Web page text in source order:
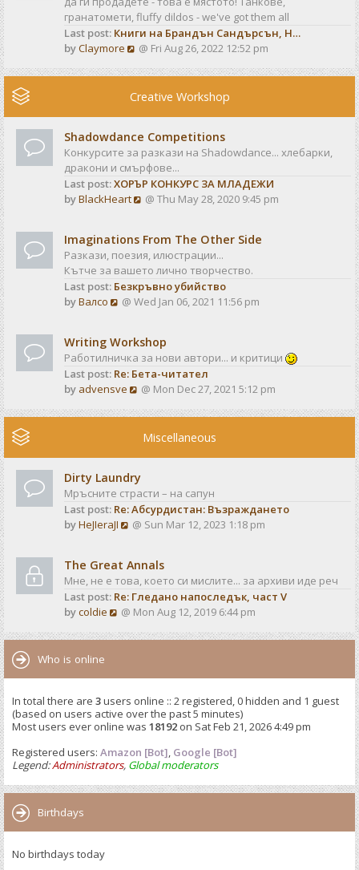
t
p
o
s
t
h
e
l
a
t
s
o
s
t
гранатомети, fluffy dildos - we've got them all
Last post: Книги на Брандън Сандърсън, Н…
byClaymore
V
e
w
e
l
a
t
e
p
o
s
t
@ Fri Aug 26, 2022 12:52 pm
Creative Workshop
Shadowdance Competitions
Конкурсите за разкази на Shadowdance... хлебарки,
дракони и смърфове...
Last post:ХОРЪР КОНКУРС ЗА МЛАДЕЖИ
byBlackHeart
V
w
t
h
e
l
e
s
t
p
o
t
@ Thu May 28, 2020 9:45 pm
Imaginations From The Other Side
Разкази, поезия, илюстрации...
Кътче за вашето лично творчество.
Last post: Безкръвно убийство
byВалсо
V
w
t
h
e
l
t
p
o
s
@ Wed Jan 06, 2021 11:56 pm
Writing Workshop
Работилничка за нови автори... и критици
Last post: Re: Бета-читател
by advensve
V
e
w
e
l
a
t
t
p
o
s
t
@ Mon Dec 27, 2021 5:12 pm
Miscellaneous
Dirty Laundry
Мръсните страсти – на сапун
Last post: Re: Абсурдистан: Възраждането
byHeJIeraJI
V
w
t
h
e
e
t
p
s
t
@ Sun Mar 12, 2023 1:18 pm
The Great Annals
Мне, не е това, което си мислите... за архиви иде реч
Last post: Re: Гледано напоследък, част V
bycoldie
V
e
e
l
a
t
e
t
@ Mon Aug 12, 2019 6:44 pm
Who is online
In total there are 3users online :: 2 registered, 0 hidden and 1 guest
(based on users active over the past 5 minutes)
Most users ever online was 18192 on Sat Feb 21, 2026 4:49 pm
Registered users: Amazon [Bot], Google [Bot]
Legend:Administrators, Global moderators
Birthdays
No birthdays today